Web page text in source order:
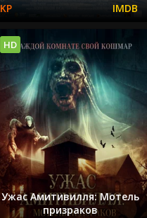
Ужас Амитивилля: Мотель
призраков
HD